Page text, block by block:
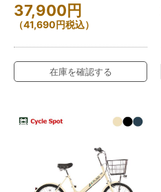
37,900円
（41,690円税込）
在庫を確認する